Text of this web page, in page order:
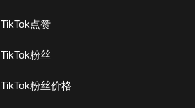
TikTok点赞
TikTok粉丝
TikTok粉丝价格